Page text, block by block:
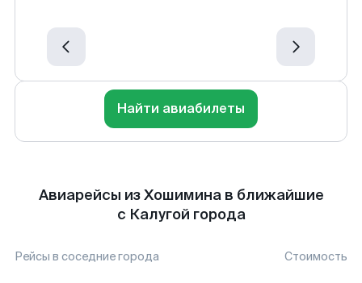
Найти авиабилеты
Авиарейсы из Хошимина в ближайшие
с Калугой города
Рейсы в соседние города Стоимость